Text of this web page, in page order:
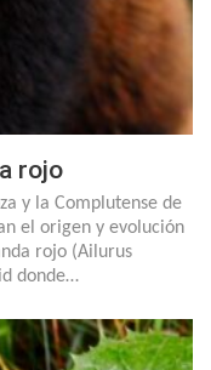
rojo
y la Complutense de
el origen y evolución
rojo (Ailurus
donde…